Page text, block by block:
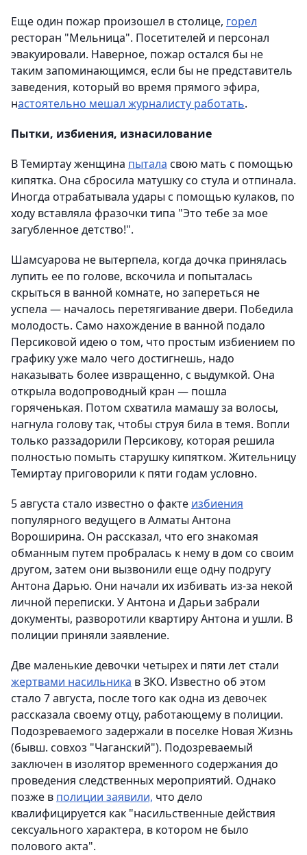
Еще один пожар произошел в столице, горел
ресторан "Мельница". Посетителей и персонал
эвакуировали. Наверное, пожар остался бы не
таким запоминающимся, если бы не представитель
заведения, который во время прямого эфира,
настоятельно мешал журналисту работать.
Пытки, избиения, изнасилование
В Темиртау женщина пытала свою мать с помощью
кипятка. Она сбросила матушку со стула и отпинала.
Иногда отрабатывала удары с помощью кулаков, по
ходу вставляла фразочки типа "Это тебе за мое
загубленное детство!".
Шамсуарова не вытерпела, когда дочка принялась
лупить ее по голове, вскочила и попыталась
скрыться в ванной комнате, но запереться не
успела — началось перетягивание двери. Победила
молодость. Само нахождение в ванной подало
Персиковой идею о том, что простым избиением по
графику уже мало чего достигнешь, надо
наказывать более извращенно, с выдумкой. Она
открыла водопроводный кран — пошла
горяченькая. Потом схватила мамашу за волосы,
нагнула голову так, чтобы струя била в темя. Вопли
только раззадорили Персикову, которая решила
полностью помыть старушку кипятком. Жительницу
Темиртау приговорили к пяти годам условно.
5 августа стало известно о факте избиения
популярного ведущего в Алматы Антона
Вороширина. Он рассказал, что его знакомая
обманным путем пробралась к нему в дом со своим
другом, затем они вызвонили еще одну подругу
Антона Дарью. Они начали их избивать из-за некой
личной переписки. У Антона и Дарьи забрали
документы, разворотили квартиру Антона и ушли. В
полиции приняли заявление.
Две маленькие девочки четырех и пяти лет стали
жертвами насильника в ЗКО. Известно об этом
стало 7 августа, после того как одна из девочек
рассказала своему отцу, работающему в полиции.
Подозреваемого задержали в поселке Новая Жизнь
(бывш. совхоз "Чаганский"). Подозреваемый
заключен в изолятор временного содержания до
проведения следственных мероприятий. Однако
позже в полиции заявили, что дело
квалифицируется как "насильственные действия
сексуального характера, в котором не было
полового акта".